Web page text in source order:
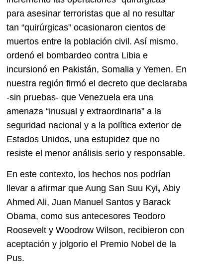
para asesinar terroristas que al no resultar
tan “quirúrgicas” ocasionaron cientos de
muertos entre la población civil. Así mismo,
ordenó el bombardeo contra Libia e
incursionó en Pakistán, Somalia y Yemen. En
nuestra región firmó el decreto que declaraba
-sin pruebas- que Venezuela era una
amenaza “inusual y extraordinaria” a la
seguridad nacional y a la política exterior de
Estados Unidos, una estupidez que no
resiste el menor análisis serio y responsable.
En este contexto, los hechos nos podrían
llevar a afirmar que Aung San Suu Kyi, Abiy
Ahmed Ali, Juan Manuel Santos y Barack
Obama, como sus antecesores Teodoro
Roosevelt y Woodrow Wilson, recibieron con
aceptación y jolgorio el Premio Nobel de la
Pus.